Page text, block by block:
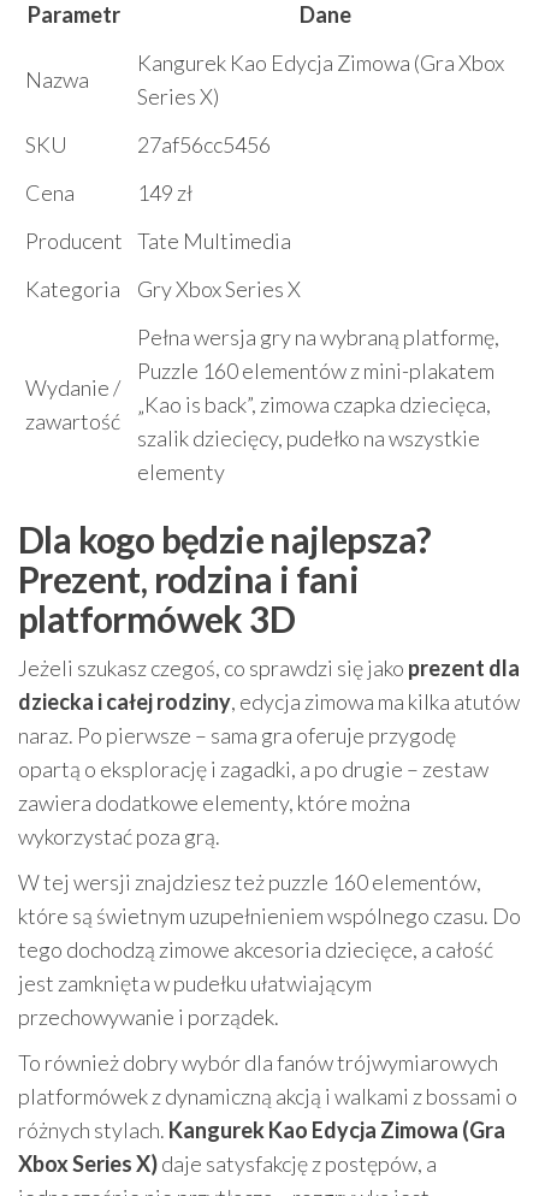
Parametr
Dane
Nazwa
Kangurek Kao Edycja Zimowa (Gra Xbox
Series X)
SKU
27af56cc5456
Cena
149 zł
Producent Tate Multimedia
Kategoria
Gry Xbox Series X
Wydanie /
zawartość
Pełna wersja gry na wybraną platformę,
Puzzle 160 elementów z mini-plakatem
„Kao is back”, zimowa czapka dziecięca,
szalik dziecięcy, pudełko na wszystkie
elementy
Dla kogo będzie najlepsza?
Prezent, rodzina i fani
platformówek 3D
Jeżeli szukasz czegoś, co sprawdzi się jako prezent dla
dziecka i całej rodziny, edycja zimowa ma kilka atutów
naraz. Po pierwsze – sama gra oferuje przygodę
opartą o eksplorację i zagadki, a po drugie – zestaw
zawiera dodatkowe elementy, które można
wykorzystać poza grą.
W tej wersji znajdziesz też puzzle 160 elementów,
które są świetnym uzupełnieniem wspólnego czasu. Do
tego dochodzą zimowe akcesoria dziecięce, a całość
jest zamknięta w pudełku ułatwiającym
przechowywanie i porządek.
To również dobry wybór dla fanów trójwymiarowych
platformówek z dynamiczną akcją i walkami z bossami o
różnych stylach. Kangurek Kao Edycja Zimowa (Gra
Xbox Series X)daje satysfakcję z postępów, a